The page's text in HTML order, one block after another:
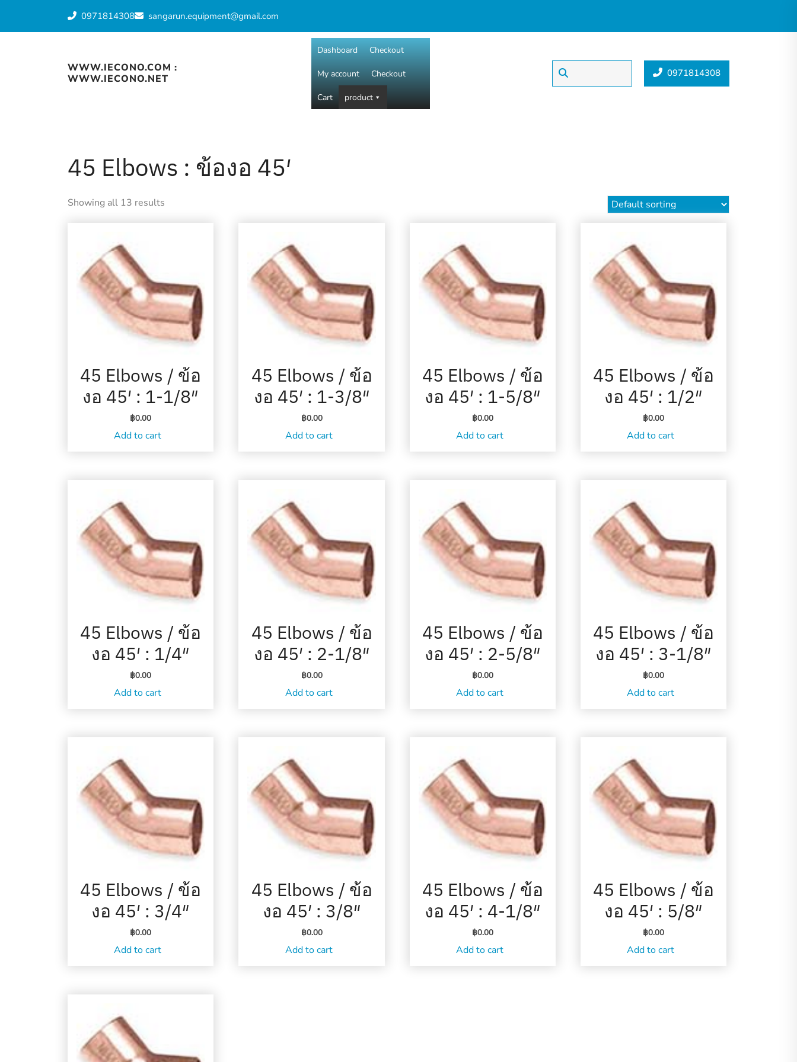
content
0971814308 sangarun.equipment@gmail.com
WWW.IECONO.COM :
WWW.IECONO.NET
Dashboard Checkout
My account Checkout
Cart product
0971814308
45 Elbows : ข้องอ 45′
Showing all 13 results
45 Elbows / ข้อ
งอ 45′ : 1-1/8″
฿0.00
Add to cart
45 Elbows / ข้อ
งอ 45′ : 1-3/8″
฿0.00
Add to cart
45 Elbows / ข้อ
งอ 45′ : 1-5/8″
฿0.00
Add to cart
45 Elbows / ข้อ
งอ 45′ : 1/2″
฿0.00
Add to cart
45 Elbows / ข้อ
งอ 45′ : 1/4″
฿0.00
Add to cart
45 Elbows / ข้อ
งอ 45′ : 2-1/8″
฿0.00
Add to cart
45 Elbows / ข้อ
งอ 45′ : 2-5/8″
฿0.00
Add to cart
45 Elbows / ข้อ
งอ 45′ : 3-1/8″
฿0.00
Add to cart
45 Elbows / ข้อ
งอ 45′ : 3/4″
฿0.00
Add to cart
45 Elbows / ข้อ
งอ 45′ : 3/8″
฿0.00
Add to cart
45 Elbows / ข้อ
งอ 45′ : 4-1/8″
฿0.00
Add to cart
45 Elbows / ข้อ
งอ 45′ : 5/8″
฿0.00
Add to cart